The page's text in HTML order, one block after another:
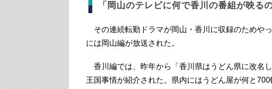
「岡山のテレビに何で香川の番組が映るの
その連続転勤ドラマが岡山・香川に収録のためや
には岡山編が放送された。
香川編では、昨年から「香川県はうどん県に改名
王国事情が紹介された。県内にはうどん屋が何と